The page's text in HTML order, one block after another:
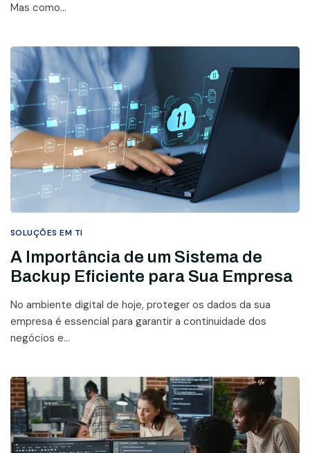
Mas como...
SOLUÇÕES EM TI
A Importância de um Sistema de
Backup Eficiente para Sua Empresa
No ambiente digital de hoje, proteger os dados da sua
empresa é essencial para garantir a continuidade dos
negócios e...